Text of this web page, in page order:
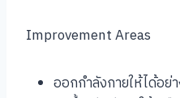
Improvement Areas
ออกกำลังกายให้ได้อย่